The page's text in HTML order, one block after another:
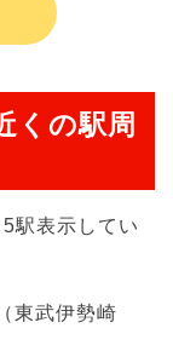
くの駅周
駅表示してい
（東武伊勢崎